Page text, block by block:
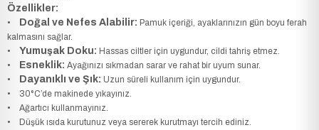
Özellikler:
• Doğal ve Nefes Alabilir: Pamuk içeriği, ayaklarınızın gün boyu ferah
kalmasını sağlar.
• Yumuşak Doku: Hassas ciltler için uygundur, cildi tahriş etmez.
•
Esneklik: Ayağınızı sıkmadan sarar ve rahat bir uyum sunar.
•
Dayanıklı ve Şık: Uzun süreli kullanım için uygundur.
• 30°C’de makinede yıkayınız.
• Ağartıcı kullanmayınız.
• Düşük ısıda kurutunuz veya sererek kurutmayı tercih ediniz.